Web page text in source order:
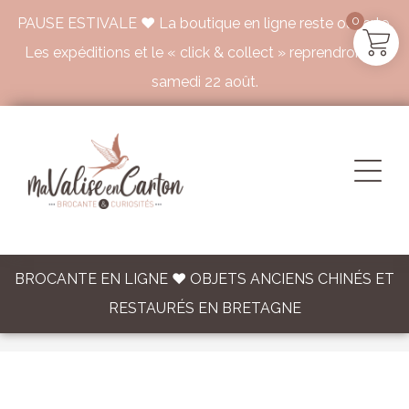
PAUSE ESTIVALE ♥ La boutique en ligne reste ouverte.
Les expéditions et le « click & collect » reprendront le
samedi 22 août.
BROCANTE EN LIGNE ♥ OBJETS ANCIENS CHINÉS ET
RESTAURÉS EN BRETAGNE
0